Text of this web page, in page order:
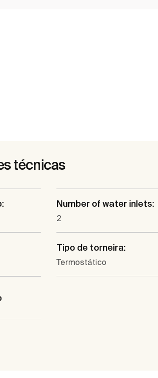
técnicas
Number of water inlets:
2
Tipo de torneira:
Termostático